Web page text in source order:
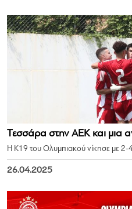
Τεσσάρα στην ΑΕΚ και μια
Η Κ19 του Ολυμπιακού νίκησε με 2-
26.04.2025